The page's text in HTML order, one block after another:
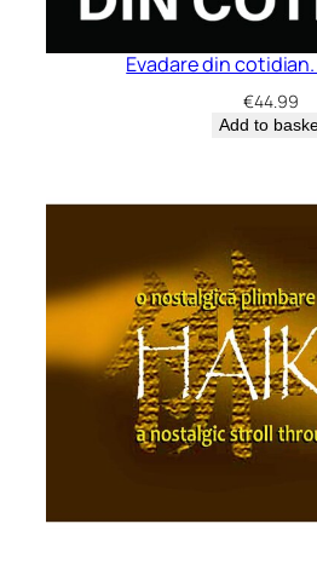
Evadare din
€44.99
Add to